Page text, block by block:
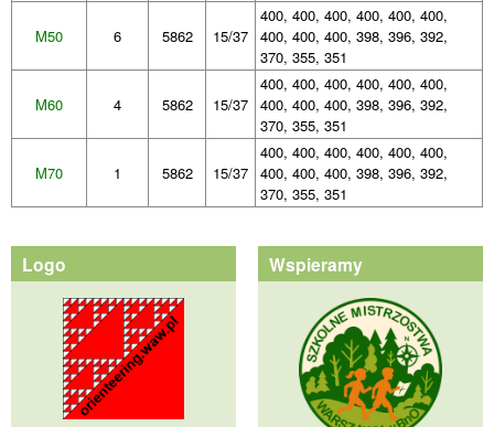
M50 6 5862 15/37
400, 400, 400, 400, 400, 400,
400, 400, 400, 398, 396, 392,
370, 355, 351
M60 4 5862 15/37
400, 400, 400, 400, 400, 400,
400, 400, 400, 398, 396, 392,
370, 355, 351
M70 1 5862 15/37
400, 400, 400, 400, 400, 400,
400, 400, 400, 398, 396, 392,
370, 355, 351
Logo Wspieramy